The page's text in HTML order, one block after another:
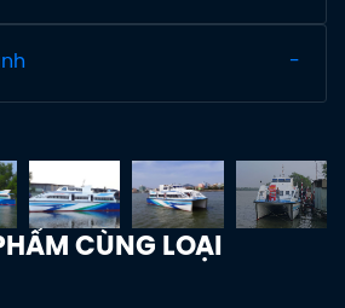
CÙNG LOẠI